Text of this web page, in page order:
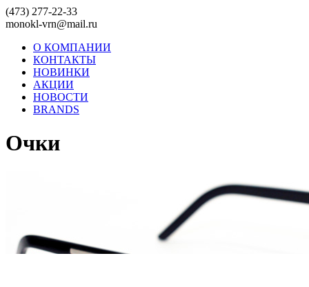
(473) 277-22-33
monokl-vrn@mail.ru
О КОМПАНИИ
КОНТАКТЫ
НОВИНКИ
АКЦИИ
НОВОСТИ
BRANDS
Очки